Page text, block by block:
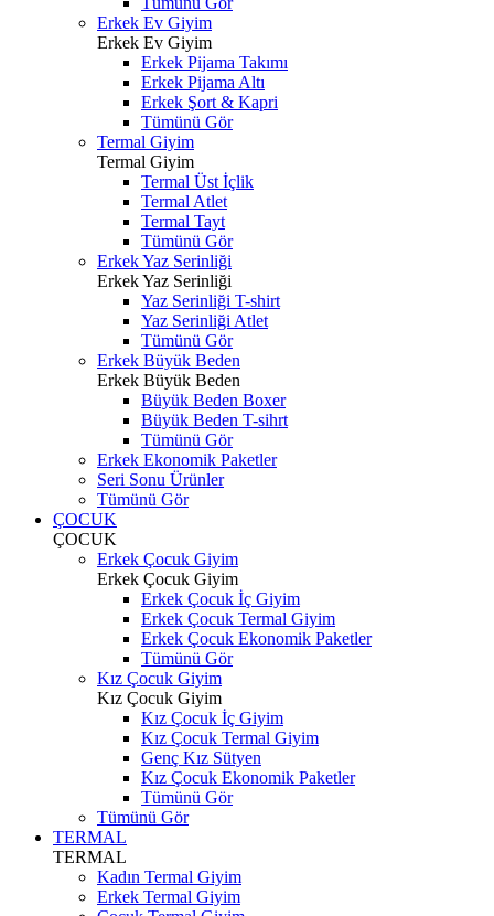
Erkek Ev Giyim
Erkek Ev Giyim
Erkek Pijama Takımı
Erkek Pijama Altı
Erkek Şort & Kapri
Tümünü Gör
Termal Giyim
Termal Giyim
Termal Üst İçlik
Termal Atlet
Termal Tayt
Tümünü Gör
Erkek Yaz Serinliği
Erkek Yaz Serinliği
Yaz Serinliği T-shirt
Yaz Serinliği Atlet
Tümünü Gör
Erkek Büyük Beden
Erkek Büyük Beden
Büyük Beden Boxer
Büyük Beden T-sihrt
Tümünü Gör
Erkek Ekonomik Paketler
Seri Sonu Ürünler
Tümünü Gör
ÇOCUK
ÇOCUK
Erkek Çocuk Giyim
Erkek Çocuk Giyim
Erkek Çocuk İç Giyim
Erkek Çocuk Termal Giyim
Erkek Çocuk Ekonomik Paketler
Tümünü Gör
Kız Çocuk Giyim
Kız Çocuk Giyim
Kız Çocuk İç Giyim
Kız Çocuk Termal Giyim
Genç Kız Sütyen
Kız Çocuk Ekonomik Paketler
Tümünü Gör
Tümünü Gör
TERMAL
TERMAL
Kadın Termal Giyim
Erkek Termal Giyim